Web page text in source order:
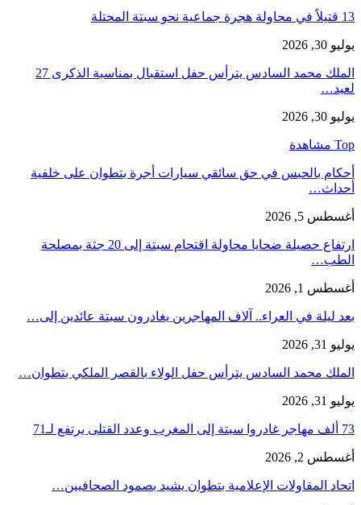
13 قتيلاً في محاولة هجرة جماعية نحو سبتة المحتلة
يوليو 30, 2026
الملك محمد السادس يترأس حفل استقبال بمناسبة الذكرى 27
لعيد…
يوليو 30, 2026
Top مشاهدة
أحكام بالحبس في حق سائقي سيارات أجرة بتطوان على خلفية
أحداث…
أغسطس 5, 2026
ارتفاع حصيلة ضحايا محاولة اقتحام سبتة إلى 20 جثة بمصلحة
الطب…
أغسطس 1, 2026
بعد ليلة في العراء.. آلاف المهاجرين يغادرون سبتة عائدين إلى…
يوليو 31, 2026
الملك محمد السادس يترأس حفل الولاء بالقصر الملكي بتطوان…
يوليو 31, 2026
73 ألف مهاجر غادروا سبتة إلى المغرب وعدد القتلى يرتفع لـ71
أغسطس 2, 2026
اتحاد المقاولات الإعلامية بتطوان يشيد بصمود الصحافيين…